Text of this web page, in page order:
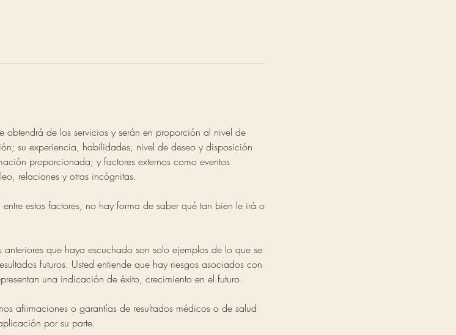
obtendrá de los servicios y serán en proporción al nivel de
su experiencia, habilidades, nivel de deseo y disposición
proporcionada; y factores externos como eventos
relaciones y otras incógnitas.
estos factores, no hay forma de saber qué tan bien le irá o
que haya escuchado son solo ejemplos de lo que se
futuros. Usted entiende que hay riesgos asociados con
una indicación de éxito, crecimiento en el futuro.
afirmaciones o garantías de resultados médicos o de salud
por su parte.